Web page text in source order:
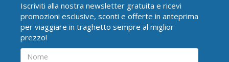
Iscriviti alla nostra newsletter gratuita e ricevi
promozioni esclusive, sconti e offerte in anteprima
per viaggiare in traghetto sempre al miglior
prezzo!